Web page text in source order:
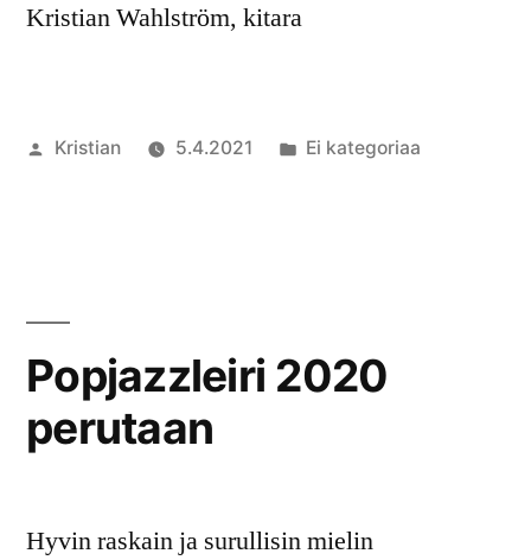
Kristian Wahlström, kitara
Artikkelin
Kristian 5.4.2021
Julkaistu
Ei kategoriaa
Popjazzleiri 2020
perutaan
Hyvin raskain ja surullisin mielin